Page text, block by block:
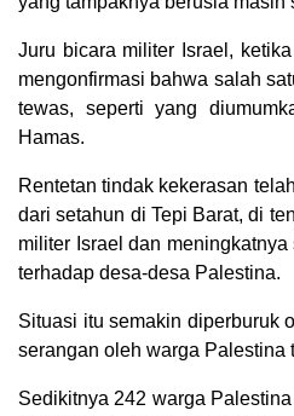
Juru bicara militer Israel,
mengonfirmasi bahwa salah
tewas, seperti yang
Hamas.
Rentetan tindak kekerasan
dari setahun di Tepi Barat, di
militer Israel dan
terhadap desa-desa Palestina.
Situasi itu semakin diperburuk
serangan oleh warga Palestina
Sedikitnya 242 warga